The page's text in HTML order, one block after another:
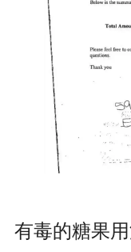
有毒的糖果